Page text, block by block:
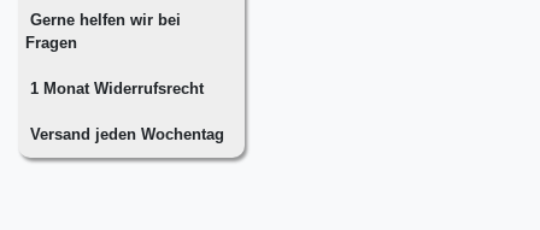
Gerne helfen wir bei
Fragen
1 Monat Widerrufsrecht
Versand jeden Wochentag